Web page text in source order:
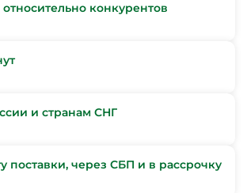
конкурентов
и странам СНГ
поставки, через СБП и в рассрочку